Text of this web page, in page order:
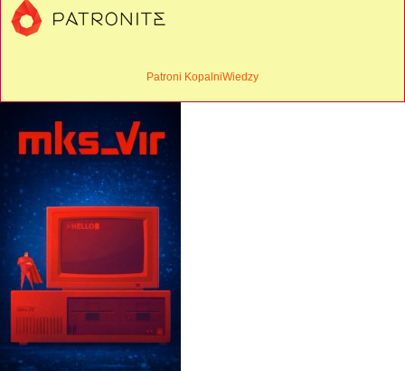
Patroni KopalniWiedzy